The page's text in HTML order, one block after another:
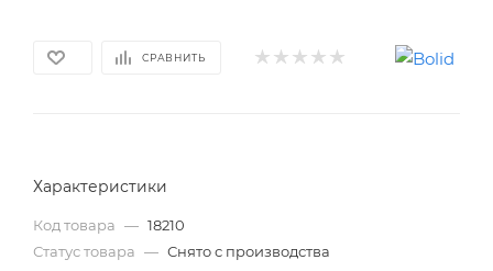
СРАВНИТЬ
Характеристики
Код товара — 18210
Статус товара — Снято с производства